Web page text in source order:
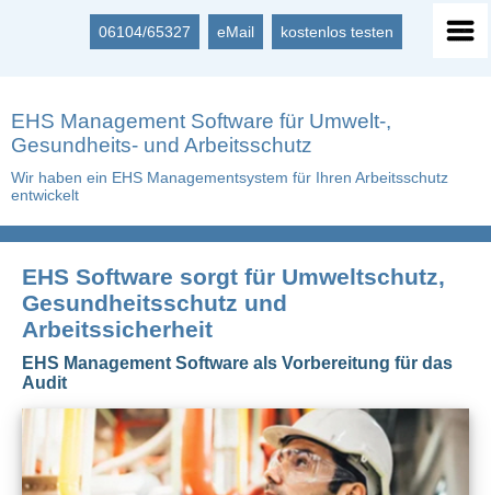
06104/65327 eMail kostenlos testen
EHS Management Software für Umwelt-,
Gesundheits- und Arbeitsschutz
Wir haben ein EHS Managementsystem für Ihren Arbeitsschutz
entwickelt
EHS Software sorgt für Umweltschutz,
Gesundheitsschutz und
Arbeitssicherheit
EHS Management Software als Vorbereitung für das
Audit